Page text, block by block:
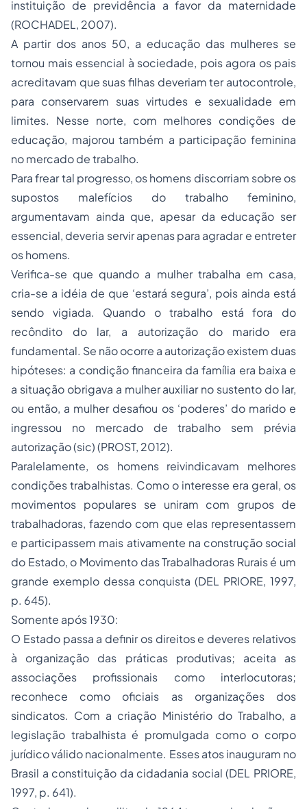
instituição de previdência a favor da maternidade
(ROCHADEL, 2007).
A partir dos anos 50, a educação das mulheres se
tornou mais essencial à sociedade, pois agora os pais
acreditavam que suas filhas deveriam ter autocontrole,
para conservarem suas virtudes e sexualidade em
limites. Nesse norte, com melhores condições de
educação, majorou também a participação feminina
no mercado de trabalho.
Para frear tal progresso, os homens discorriam sobre os
supostos malefícios do trabalho feminino,
argumentavam ainda que, apesar da educação ser
essencial, deveria servir apenas para agradar e entreter
os homens.
Verifica-se que quando a mulher trabalha em casa,
cria-se a idéia de que ‘estará segura’, pois ainda está
sendo vigiada. Quando o trabalho está fora do
recôndito do lar, a autorização do marido era
fundamental. Se não ocorre a autorização existem duas
hipóteses: a condição financeira da família era baixa e
a situação obrigava a mulher auxiliar no sustento do lar,
ou então, a mulher desafiou os ‘poderes’ do marido e
ingressou no mercado de trabalho sem prévia
autorização (sic) (PROST, 2012).
Paralelamente, os homens reivindicavam melhores
condições trabalhistas. Como o interesse era geral, os
movimentos populares se uniram com grupos de
trabalhadoras, fazendo com que elas representassem
e participassem mais ativamente na construção social
do Estado, o Movimento das Trabalhadoras Rurais é um
grande exemplo dessa conquista (DEL PRIORE, 1997,
p. 645).
Somente após 1930:
O Estado passa a definir os direitos e deveres relativos
à organização das práticas produtivas; aceita as
associações profissionais como interlocutoras;
reconhece como oficiais as organizações dos
sindicatos. Com a criação Ministério do Trabalho, a
legislação trabalhista é promulgada como o corpo
jurídico válido nacionalmente. Esses atos inauguram no
Brasil a constituição da cidadania social (DEL PRIORE,
1997, p. 641).